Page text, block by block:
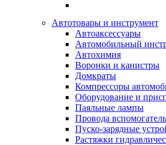
Автотовары и инструмент
Автоаксессуары
Автомобильный
Автохимия
Воронки и канистры
Домкраты
Компрессоры
Оборудование и
Паяльные лампы
Провода
Пуско-зарядные
Растяжки